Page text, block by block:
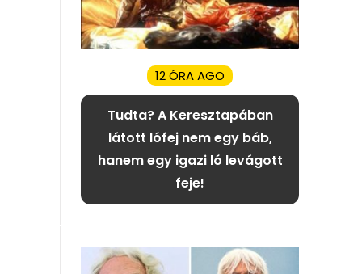
12 ÓRA AGO
Tudta? A Keresztapában
látott lófej nem egy báb,
hanem egy igazi ló levágott
feje!